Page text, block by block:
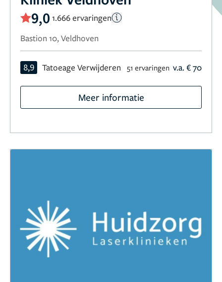
9,0 1.666 ervaringen
Bastion 10, Veldhoven
8,9 Tatoeage Verwijderen 51 ervaringen v.a. € 70
Meer informatie